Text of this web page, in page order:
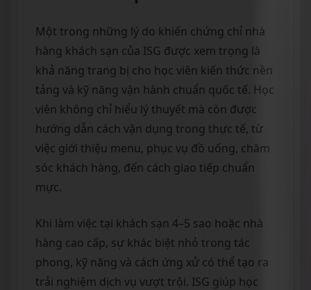
Một trong những lý do khiến chứng chỉ nhà
hàng khách sạn của ISG được xem trọng là
khả năng trang bị cho học viên kiến thức nền
tảng và kỹ năng vận hành chuẩn quốc tế. Học
viên không chỉ hiểu lý thuyết mà còn được
hướng dẫn cách vận dụng trong thực tế, từ
việc giới thiệu menu, phục vụ đồ uống, chăm
sóc khách hàng, đến cách giao tiếp chuẩn
mực.
Khi làm việc tại khách sạn 4–5 sao hoặc nhà
hàng cao cấp, sự khác biệt nhỏ trong tác
phong, kỹ năng và cách ứng xử có thể tạo ra
trải nghiệm dịch vụ vượt trội. ISG giúp học